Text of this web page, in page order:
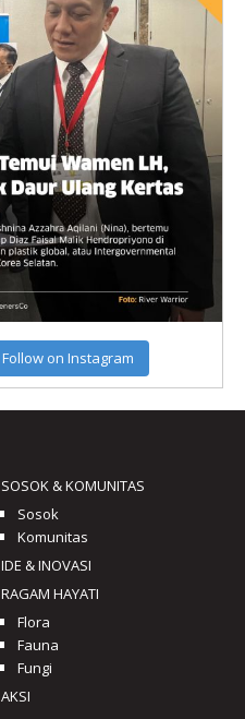
Follow on Instagram
SOSOK & KOMUNITAS
Sosok
Komunitas
IDE & INOVASI
RAGAM HAYATI
Flora
Fauna
Fungi
AKSI